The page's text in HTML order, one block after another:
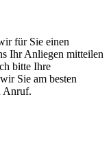
für Sie einen
Ihr Anliegen mitteilen
bitte Ihre
Sie am besten
Anruf.